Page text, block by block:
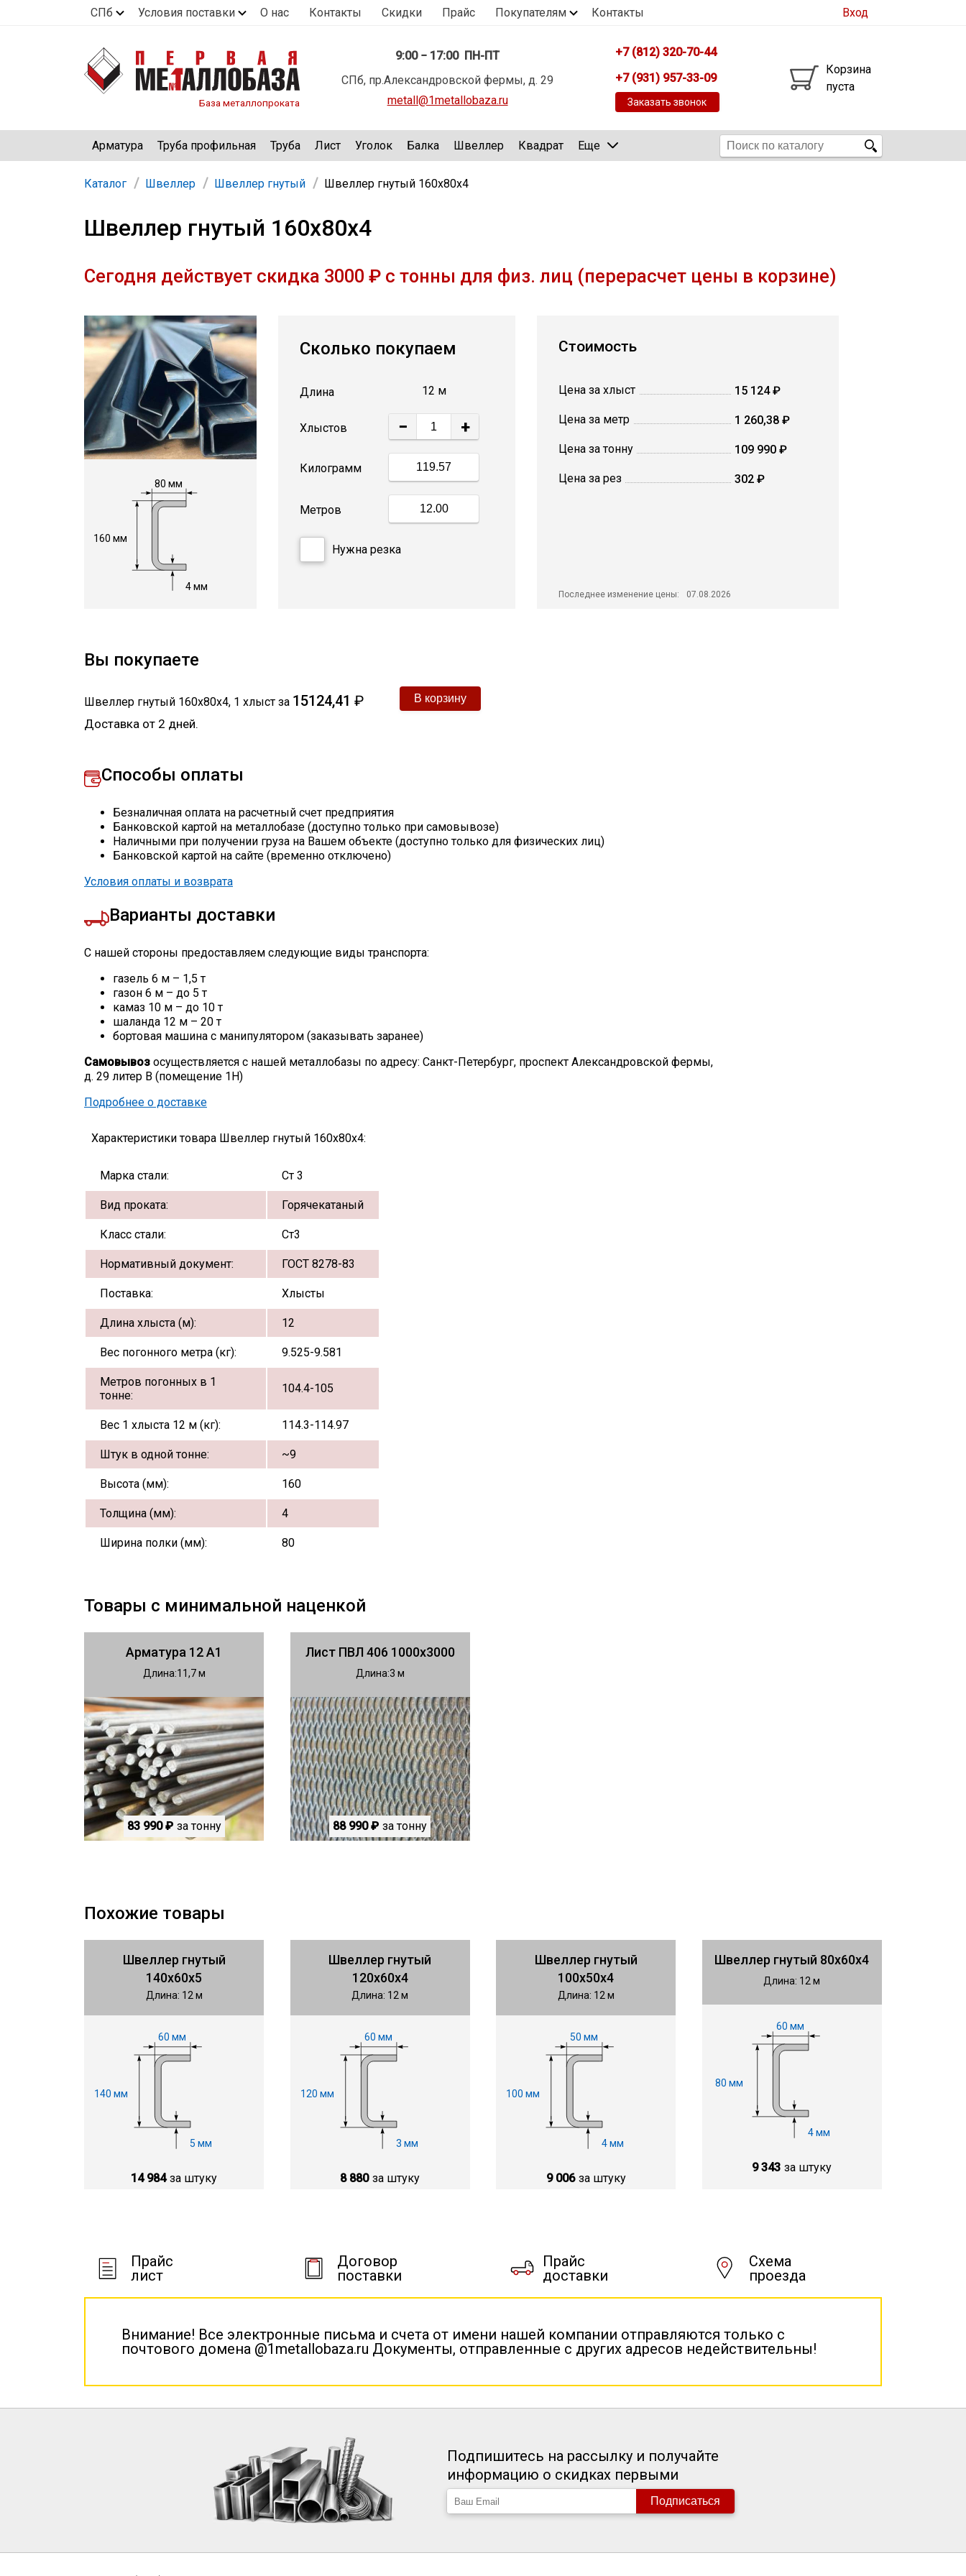
СПб Условия поставки О нас Контакты Скидки Прайс Покупателям Контакты Вход
База металлопроката
9:00 − 17:00 ПН-ПТ
СПб, пр.Александровской фермы, д. 29
metall@1metallobaza.ru
+7 (812) 320-70-44
+7 (931) 957-33-09
Заказать звонок
Корзина
пуста
Арматура Труба профильная Труба Лист Уголок Балка Швеллер Квадрат Еще
Каталог Швеллер Швеллер гнутый Швеллер гнутый 160х80х4
Швеллер гнутый 160х80х4
Сегодня действует скидка 3000 ₽ с тонны для физ. лиц (перерасчет цены в корзине)
80 мм
160 мм
4 мм
Сколько покупаем
Длина 12 м
Хлыстов − +
Килограмм
Метров
Нужна резка
Стоимость
Цена за хлыст 15 124 ₽
Цена за метр 1 260,38 ₽
Цена за тонну 109 990 ₽
Цена за рез 302 ₽
Последнее изменение цены: 07.08.2026
Вы покупаете
Швеллер гнутый 160х80х4, 1 хлыст за 15124,41 ₽
Доставка от 2 дней.
Способы оплаты
Безналичная оплата на расчетный счет предприятия
Банковской картой на металлобазе (доступно только при самовывозе)
Наличными при получении груза на Вашем объекте (доступно только для физических лиц)
Банковской картой на сайте (временно отключено)
Условия оплаты и возврата
Варианты доставки
С нашей стороны предоставляем следующие виды транспорта:
газель 6 м – 1,5 т
газон 6 м – до 5 т
камаз 10 м – до 10 т
шаланда 12 м – 20 т
бортовая машина с манипулятором (заказывать заранее)
Самовывоз осуществляется с нашей металлобазы по адресу: Санкт-Петербург, проспект Александровской фермы,
д. 29 литер В (помещение 1Н)
Подробнее о доставке
Характеристики товара Швеллер гнутый 160х80х4:
Марка стали: Ст 3
Вид проката: Горячекатаный
Класс стали: Ст3
Нормативный документ: ГОСТ 8278-83
Поставка: Хлысты
Длина хлыста (м): 12
Вес погонного метра (кг): 9.525-9.581
Метров погонных в 1
тонне:
104.4-105
Вес 1 хлыста 12 м (кг): 114.3-114.97
Штук в одной тонне: ~9
Высота (мм): 160
Толщина (мм): 4
Ширина полки (мм): 80
Товары с минимальной наценкой
Арматура 12 А1
Длина 11,7
83 990 ₽ за тонну
Лист ПВЛ 406 1000х3000
Длина 3
88 990 ₽ за тонну
Похожие товары
Швеллер гнутый
140х60х5
Длина: 12 м
60 мм
140 мм
5 мм
14 984 за штуку
Швеллер гнутый
120х60х4
Длина: 12 м
60 мм
120 мм
3 мм
8 880 за штуку
Швеллер гнутый
100х50х4
Длина: 12 м
50 мм
100 мм
4 мм
9 006 за штуку
Швеллер гнутый 80х60х4
Длина: 12 м
60 мм
80 мм
4 мм
9 343 за штуку
Прайс
лист
Договор
поставки
Прайс
доставки
Схема
проезда
Внимание! Все электронные письма и счета от имени нашей компании отправляются только с
почтового домена @1metallobaza.ru Документы, отправленные с других адресов недействительны!
Подпишитесь на рассылку и получайте
информацию о скидках первыми
Подписаться